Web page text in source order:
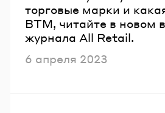
торговые марки и
ВТМ, читайте в новом
журнала All Retail.
Опубликовано
6 апреля 2023